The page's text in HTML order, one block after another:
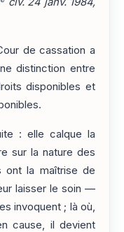
de cassation a
distinction entre
disponibles et
: elle calque la
sur la nature des
ont la maîtrise de
laisser le soin —
invoquent ; là où,
cause, il devient